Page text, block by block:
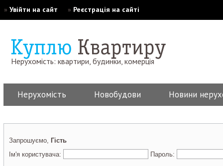
» Увійти на сайт » Реєстрація на сайті
Нерухомість: квартири, будинки, комерція
Нерухомість Новобудови Новини
Запрошуємо, Гість
Ім'я користувача:
Пароль: